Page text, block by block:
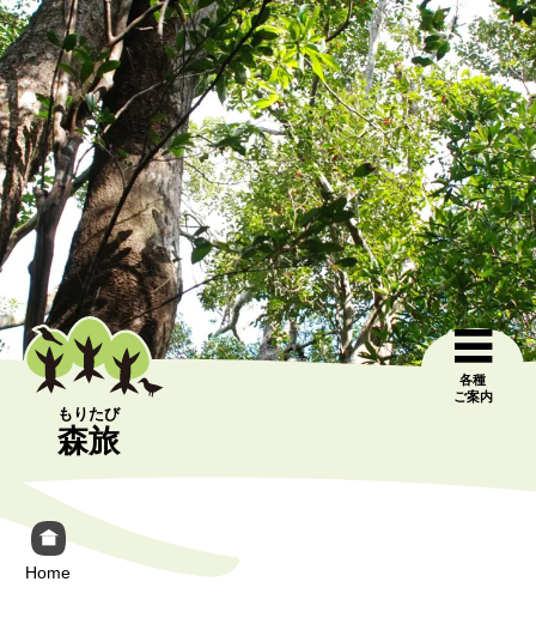
森旅
もりたび
各種
ご案内
Home